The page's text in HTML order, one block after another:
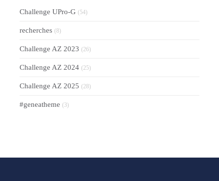
Challenge UPro-G (54)
recherches (8)
Challenge AZ 2023 (26)
Challenge AZ 2024 (25)
Challenge AZ 2025 (28)
#geneatheme (3)